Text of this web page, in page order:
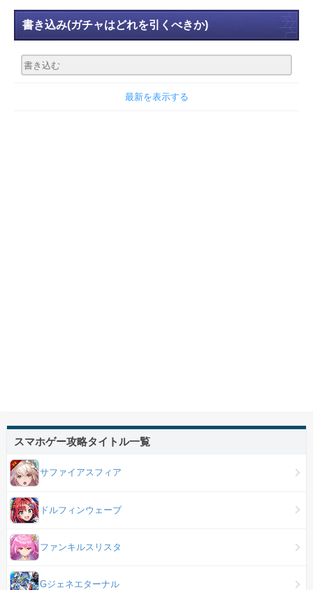
書き込み(ガチャはどれを引くべきか)
最新を表示する
スマホゲー攻略タイトル一覧
サファイアスフィア
ドルフィンウェーブ
ファンキルスリスタ
Gジェネエターナル